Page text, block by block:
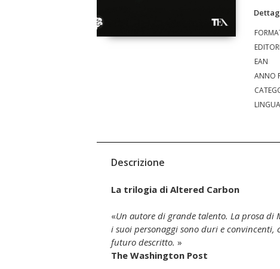
EAN
ANNO
LINGUA
Descrizione
La trilogia di Altered Carbon
«Un autore di grande talento. La prosa di
i suoi personaggi sono duri e convincenti, com’è convincente il
futuro descritto. »
The Washington Post